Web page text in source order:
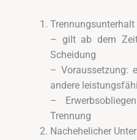
Trennungsunterhalt
– gilt ab dem
Scheidung
– Voraussetzung:
andere
–
Trennung
Nachehelicher